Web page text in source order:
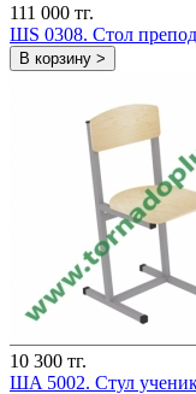
111 000 тг.
ШS 0308. Стол
В корзину >
10 300 тг.
ШA 5002. Стул